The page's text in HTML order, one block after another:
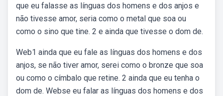
que eu falasse as línguas dos homens e dos anjos e
não tivesse amor, seria como o metal que soa ou
como o sino que tine. 2 e ainda que tivesse o dom de.
Web1 ainda que eu fale as línguas dos homens e dos
anjos, se não tiver amor, serei como o bronze que soa
ou como o címbalo que retine. 2 ainda que eu tenha o
dom de. Webse eu falar as línguas dos homens e dos